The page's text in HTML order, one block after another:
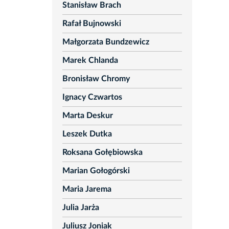
Stanisław Brach
Rafał Bujnowski
Małgorzata Bundzewicz
Marek Chlanda
Bronisław Chromy
Ignacy Czwartos
Marta Deskur
Leszek Dutka
Roksana Gołębiowska
Marian Gołogórski
Maria Jarema
Julia Jarża
Juliusz Joniak